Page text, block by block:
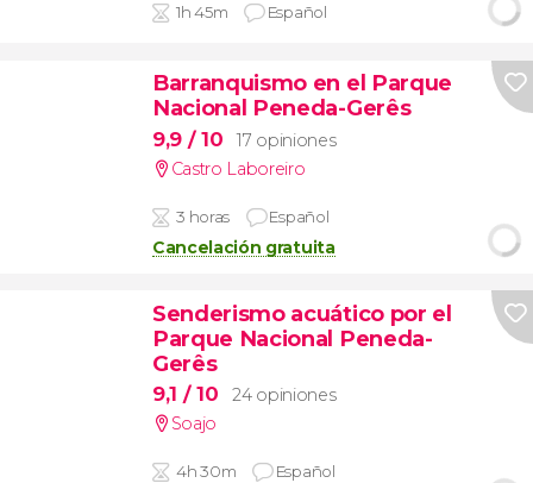
1h 45m Español
Barranquismo en el Parque
Nacional Peneda-Gerês
9,9 / 10
17 opiniones
Castro Laboreiro
3 horas Español
Cancelación gratuita
Senderismo acuático por el
Parque Nacional Peneda-
Gerês
9,1 / 10
24 opiniones
Soajo
4h 30m Español